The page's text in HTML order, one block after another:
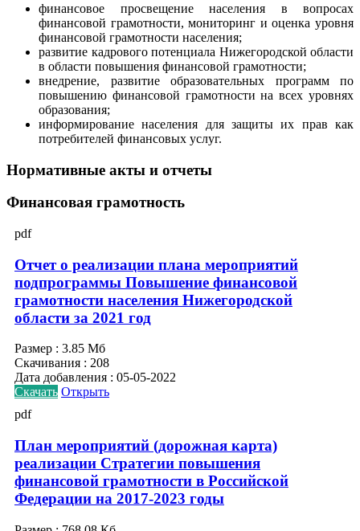
финансовое просвещение населения в вопросах
финансовой грамотности, мониторинг и оценка уровня
финансовой грамотности населения;
развитие кадрового потенциала Нижегородской области
в области повышения финансовой грамотности;
внедрение, развитие образовательных программ по
повышению финансовой грамотности на всех уровнях
образования;
информирование населения для защиты их прав как
потребителей финансовых услуг.
Нормативные акты и отчеты
Финансовая грамотность
pdf
Отчет о реализации плана мероприятий
подпрограммы Повышение финансовой
грамотности населения Нижегородской
области за 2021 год
Размер : 3.85 Мб
Скачивания : 208
Дата добавления : 05-05-2022
Скачать Открыть
pdf
План мероприятий (дорожная карта)
реализации Стратегии повышения
финансовой грамотности в Российской
Федерации на 2017-2023 годы